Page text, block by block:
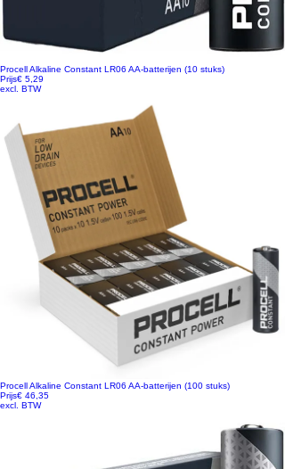
Procell Alkaline Constant LR06 AA-batterijen (10 stuks)
Prijs€ 5,29
excl. BTW
Procell Alkaline Constant LR06 AA-batterijen (100 stuks)
Prijs€ 46,35
excl. BTW